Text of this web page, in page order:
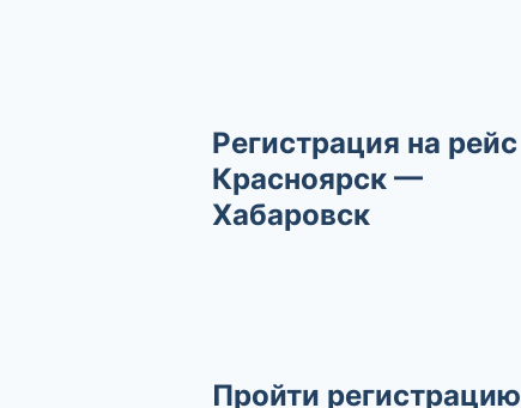
Регистрация на рейс
Красноярск —
Хабаровск
Пройти регистрацию